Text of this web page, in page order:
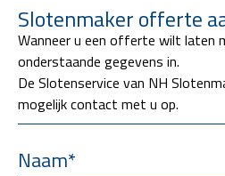
Slotenmaker offerte
Wanneer u een offerte wilt laten
onderstaande gegevens in.
De Slotenservice van NH
mogelijk contact met u op.
Naam*